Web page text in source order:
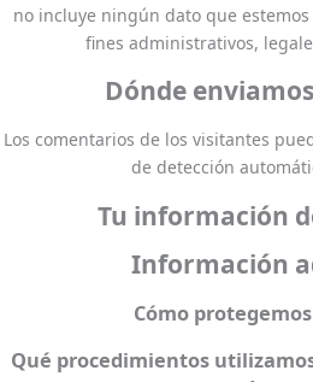
no incluye ningún dato que
fines administrativos,
Dónde
Los comentarios de los visitantes
de detección
Tu información
Información
Cómo
Qué procedimientos